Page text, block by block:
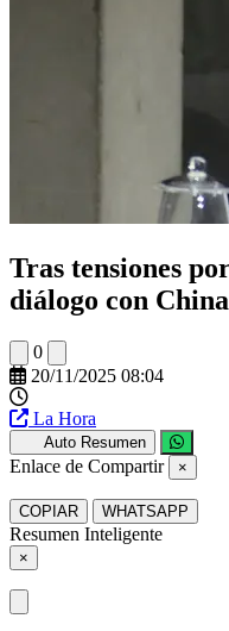
Tras tensiones
diálogo con China
0
20/11/2025 08:04
La Hora
Auto Resumen
Enlace de Compartir ×
COPIAR WHATSAPP
Resumen Inteligente
×